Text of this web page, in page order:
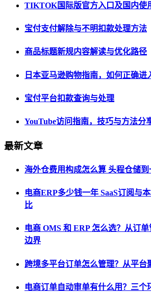
TIKTOK国际版官方入口及国内使
宝付支付解除与不明扣款处理方法
商品标题新规内容解读与优化路径
日本亚马逊购物指南，如何正确进
宝付平台扣款查询与处理
YouTube访问指南，技巧与方法分
最新文章
海外仓费用构成怎么算 头程仓储
电商ERP多少钱一年 SaaS订阅与
比
电商 OMS 和 ERP 怎么选？从订
边界
跨境多平台订单怎么管理？从平台
电商订单自动审单有什么用？三个